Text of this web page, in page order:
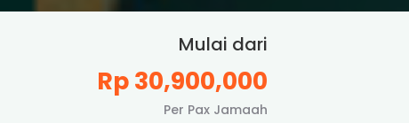
Mulai dari
Rp 30,900,000
Per Pax Jamaah